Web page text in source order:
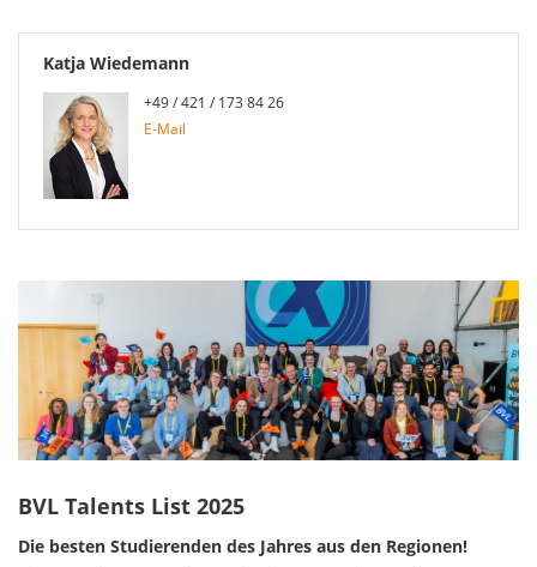
Katja Wiedemann
+49 / 421 / 173 84 26
E-Mail
BVL Talents List 2025
Die besten Studierenden des Jahres aus den Regionen!